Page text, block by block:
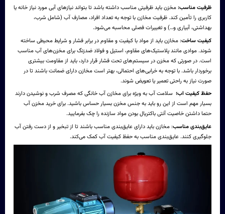
ظرفیت مناسب:مخزن باید ظرفیتی مناسب داشته باشد تا بتواند نیازهای آبی مورد نیاز خانه یا
کاربری را تأمین کند. ظرفیت مخازن با توجه به تعداد افراد، مصارف آب (شامل شرب،
بهداشتی، آبیاری و…) و تغییرات فصلی محاسبه می‌شود.
کیفیت ساخت: مخازن باید از مواد با کیفیت و مقاوم در برابر فشار و شرایط محیطی ساخته
شوند. موادی مانند پلاستیک‌های مقاوم، استیل و فولاد ضدزنگ برای مخزن‌های آب مناسب
است. در صورتی که مخزن در سیستم‌های تحت فشار قرار دارد، باید از مقاومت بیشتری
برخوردار باشد. با توجه به خرابی‌های احتمالی، بهتر است مخازن دارای ضمانت باشند تا در
صورت نیاز به راحتی تعمیر یا تعویض شوند.
حفظ کیفیت اب؛ سلامت آب به ویژه برای مخازن آب خانگی که مصرف شرب و نوشیدن دارند
بسیار مهم است از این رو باید به جنس مخزن بسیار حساس باشید. برای خرید مخزن آب
حتما داشتن خاصیت آنتی باکتریال بودن مواد سازنده را چک بفرمایید.
عایق‌بندی مناسب: مخازن باید دارای عایق‌بندی مناسب باشند تا از تبخیر و از دست رفتن آب
جلوگیری کنند. عایق‌بندی مناسب به حفظ کیفیت آب کمک می‌کند.